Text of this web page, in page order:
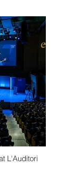
L'Auditori